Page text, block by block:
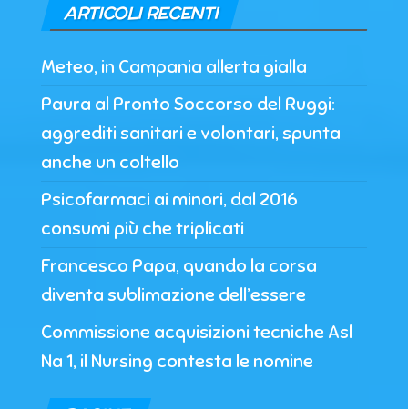
ARTICOLI RECENTI
Meteo, in Campania allerta gialla
Paura al Pronto Soccorso del Ruggi:
aggrediti sanitari e volontari, spunta
anche un coltello
Psicofarmaci ai minori, dal 2016
consumi più che triplicati
Francesco Papa, quando la corsa
diventa sublimazione dell’essere
Commissione acquisizioni tecniche Asl
Na 1, il Nursing contesta le nomine